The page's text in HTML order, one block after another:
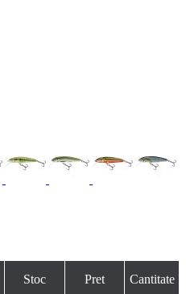
Stoc Pret Cantitate